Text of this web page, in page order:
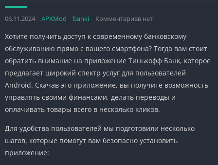
06.11.2024 APKMod banki Комментариев нет
Хотите получить доступ к современному банковскому
обслуживанию прямо с вашего смартфона? Тогда вам стоит
обратить внимание на приложение Тинькофф Банк, которое
предлагает широкий спектр услуг для пользователей
Android. Скачав это приложение, вы получите возможность
управлять своими финансами, делать переводы и
оплачивать товары всего в несколько кликов.
Для удобства пользователей мы подготовили несколько
шагов, которые помогут вам безопасно установить
приложение: